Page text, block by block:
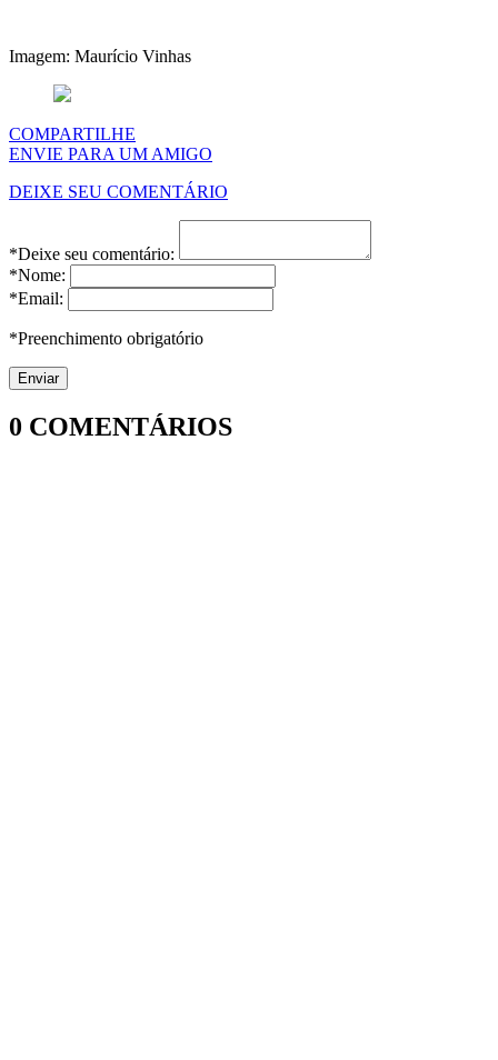
Imagem: Maurício Vinhas
COMPARTILHE
ENVIE PARA UM AMIGO
DEIXE SEU COMENTÁRIO
*Deixe seu comentário:
*Nome:
*Email:
*Preenchimento obrigatório
0 COMENTÁRIOS